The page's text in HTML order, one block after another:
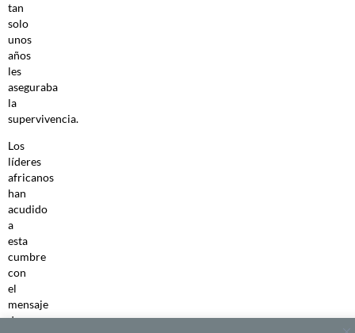
tan
solo
unos
años
les
aseguraba
la
supervivencia.
Los
líderes
africanos
han
acudido
a
esta
cumbre
con
el
mensaje
de